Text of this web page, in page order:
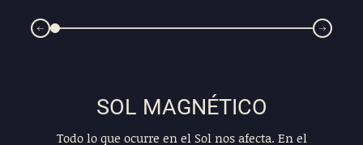
SOL MAGNÉTICO
Todo lo que ocurre en el Sol nos afecta. En el